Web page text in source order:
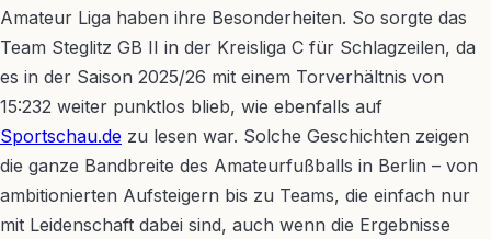
Amateur Liga haben ihre Besonderheiten. So sorgte das
Team Steglitz GB II in der Kreisliga C für Schlagzeilen, da
es in der Saison 2025/26 mit einem Torverhältnis von
15:232 weiter punktlos blieb, wie ebenfalls auf
Sportschau.de zu lesen war. Solche Geschichten zeigen
die ganze Bandbreite des Amateurfußballs in Berlin – von
ambitionierten Aufsteigern bis zu Teams, die einfach nur
mit Leidenschaft dabei sind, auch wenn die Ergebnisse